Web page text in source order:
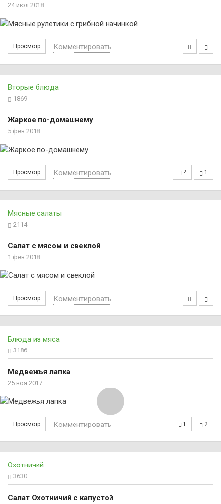
24 июл 2018
Просмотр Комментировать
Вторые блюда
1869
Жаркое по-домашнему
5 фев 2018
Просмотр 2 1
Комментировать
Мясные салаты
2114
Салат с мясом и свеклой
1 фев 2018
Просмотр Комментировать
Блюда из мяса
3186
Медвежья лапка
25 ноя 2017
Просмотр 1 2
Комментировать
Охотничий
3630
Салат Охотничий с капустой